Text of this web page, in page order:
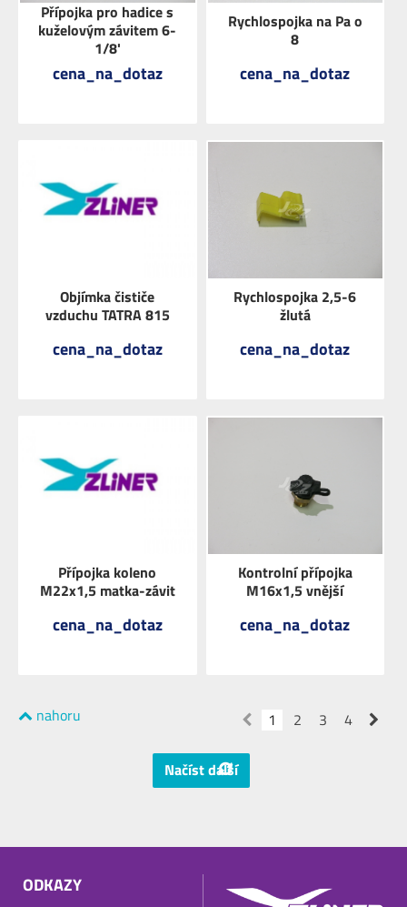
Přípojka pro hadice s
kuželovým závitem 6-
1/8'
cena_na_dotaz
Rychlospojka na Pa o
8
cena_na_dotaz
Objímka čističe
vzduchu TATRA 815
cena_na_dotaz
Rychlospojka 2,5-6
žlutá
cena_na_dotaz
Přípojka koleno
M22x1,5 matka-závit
cena_na_dotaz
Kontrolní přípojka
M16x1,5 vnější
cena_na_dotaz
ZOBRAZIT
nahoru 1 2 3 4
Načíst další
ODKAZY